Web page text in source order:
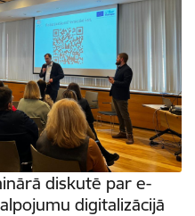
diskutē par e-
digitalizācijā